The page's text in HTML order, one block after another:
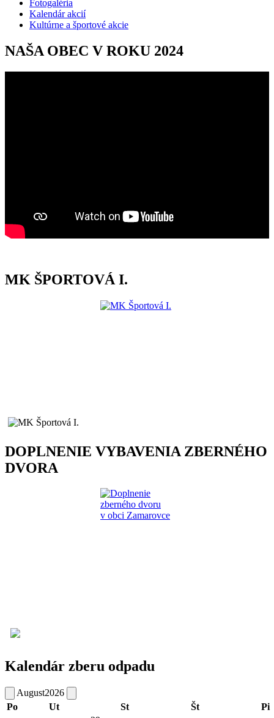
Fotogaléria
Kalendár akcií
Kultúrne a športové akcie
NAŠA OBEC V ROKU 2024
MK ŠPORTOVÁ I.
DOPLNENIE VYBAVENIA ZBERNÉHO
DVORA
Kalendár zberu odpadu
August2026
Po
Ut St Št
Pi